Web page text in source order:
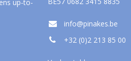
up-to-
info@pinakes.be
+32 (0)2 213 85 00